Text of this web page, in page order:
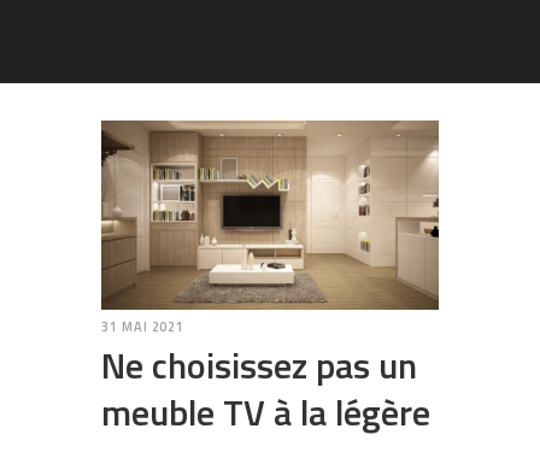
31 MAI 2021
Ne choisissez pas un
meuble TV à la légère